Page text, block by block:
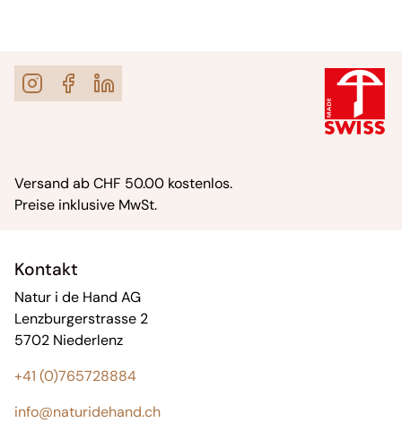
Versand ab CHF 50.00 kostenlos.
Preise inklusive MwSt.
Kontakt
Natur i de Hand AG
Lenzburgerstrasse 2
5702 Niederlenz
+41 (0)765728884
info@naturidehand.ch